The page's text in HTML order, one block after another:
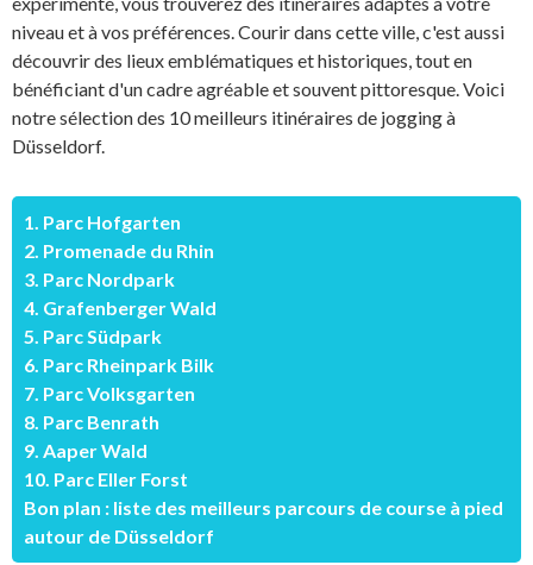
niveau et à vos préférences. Courir dans cette ville, c'est aussi
découvrir des lieux emblématiques et historiques, tout en
bénéficiant d'un cadre agréable et souvent pittoresque. Voici
notre sélection des 10 meilleurs itinéraires de jogging à
Düsseldorf.
1. Parc Hofgarten
2. Promenade du Rhin
3. Parc Nordpark
4. Grafenberger Wald
5. Parc Südpark
6. Parc Rheinpark Bilk
7. Parc Volksgarten
8. Parc Benrath
9. Aaper Wald
10. Parc Eller Forst
Bon plan : liste des meilleurs parcours de course à pied
autour de Düsseldorf